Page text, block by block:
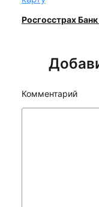
Росгосстрах
Комментарий